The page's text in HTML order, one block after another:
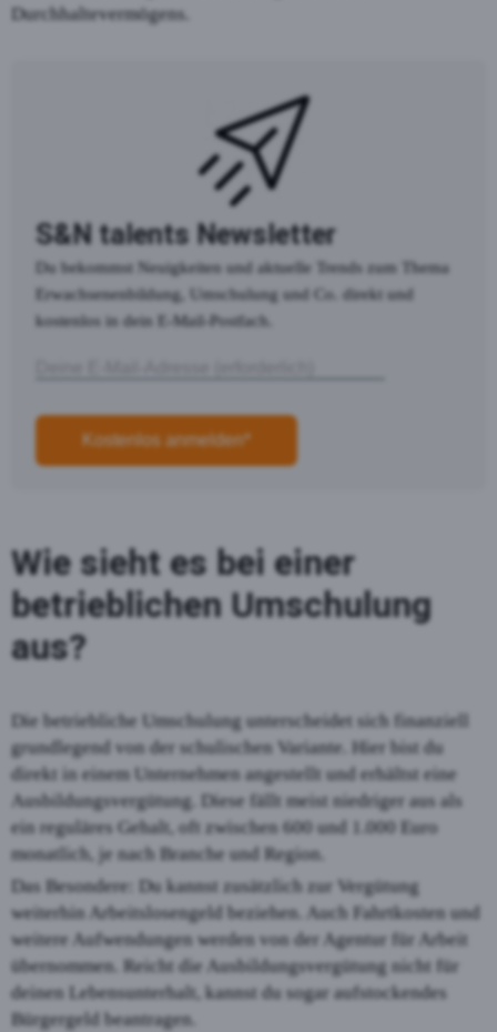
Durchhaltevermögens.
S&N talents Newsletter
Du bekommst Neuigkeiten und aktuelle Trends zum Thema
Erwachsenenbildung, Umschulung und Co. direkt und
kostenlos in dein E-Mail-Postfach.
Kostenlos anmelden*
Wie sieht es bei einer
betrieblichen Umschulung
aus?
Die betriebliche Umschulung unterscheidet sich finanziell
grundlegend von der schulischen Variante. Hier bist du
direkt in einem Unternehmen angestellt und erhältst eine
Ausbildungsvergütung. Diese fällt meist niedriger aus als
ein reguläres Gehalt, oft zwischen 600 und 1.000 Euro
monatlich, je nach Branche und Region.
Das Besondere: Du kannst zusätzlich zur Vergütung
weiterhin Arbeitslosengeld beziehen. Auch Fahrtkosten und
weitere Aufwendungen werden von der Agentur für Arbeit
übernommen. Reicht die Ausbildungsvergütung nicht für
deinen Lebensunterhalt, kannst du sogar aufstockendes
Bürgergeld beantragen.